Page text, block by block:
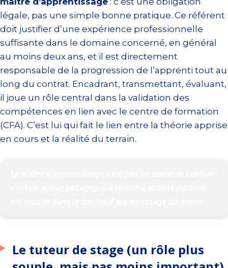
légale, pas une simple bonne pratique. Ce référent
doit justifier d’une expérience professionnelle
suffisante dans le domaine concerné, en général
au moins deux ans, et il est directement
responsable de la progression de l’apprenti tout au
long du contrat. Encadrant, transmettant, évaluant,
il joue un rôle central dans la validation des
compétences en lien avec le centre de formation
(CFA). C’est lui qui fait le lien entre la théorie apprise
en cours et la réalité du terrain.
Le tuteur de stage (un rôle plus